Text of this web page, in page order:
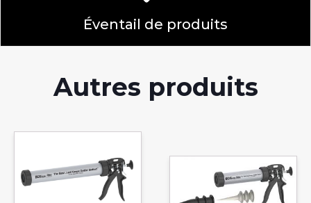
Éventail de produits
Autres produits